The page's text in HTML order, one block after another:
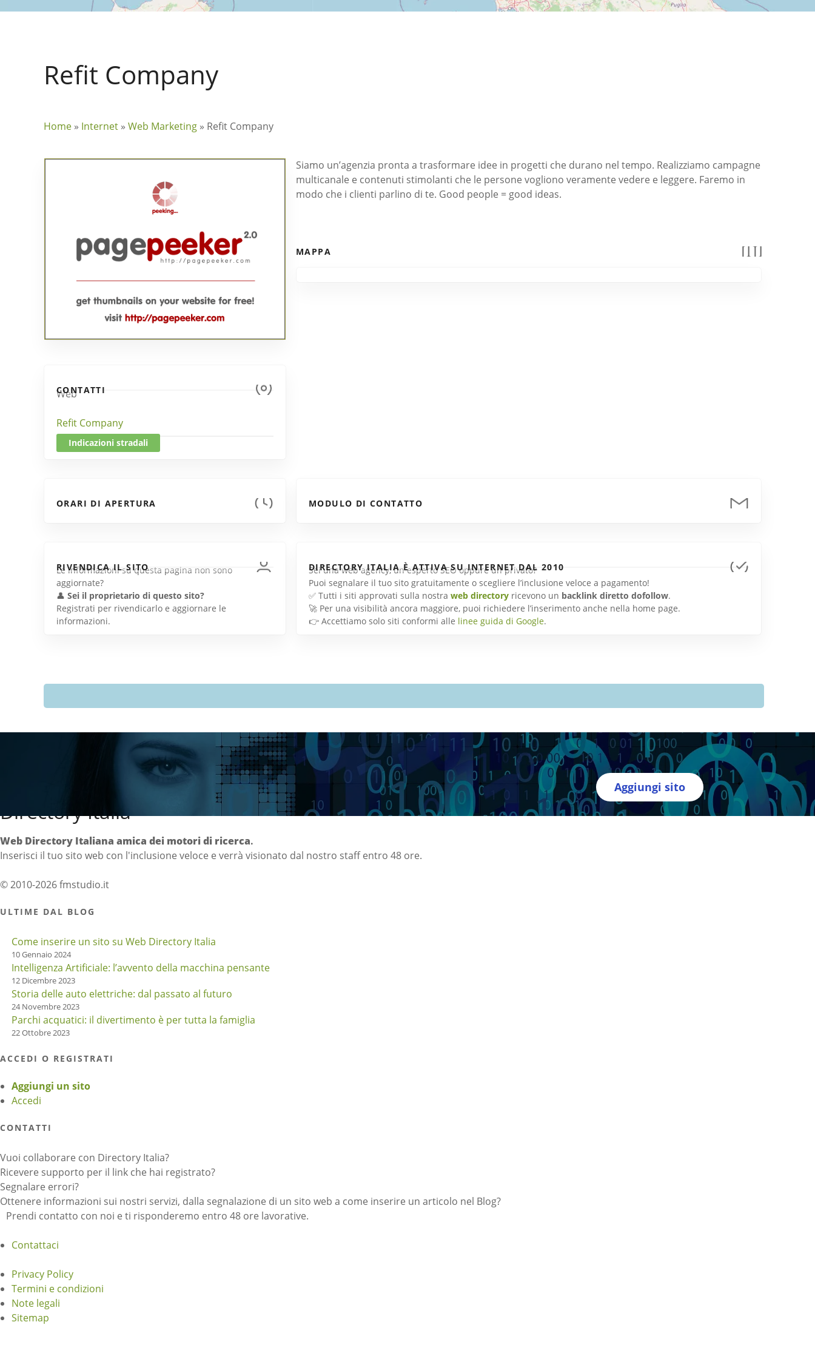
Refit Company
Home » Internet » Web Marketing » Refit Company
CONTATTI
Web
Refit Company
Indicazioni stradali
Siamo un’agenzia pronta a trasformare idee in progetti che durano nel tempo. Realizziamo campagne
multicanale e contenuti stimolanti che le persone vogliono veramente vedere e leggere. Faremo in
modo che i clienti parlino di te. Good people = good ideas.
MAPPA
ORARI DI APERTURA MODULO DI CONTATTO
RIVENDICA IL SITO
Le informazioni su questa pagina non sono
aggiornate?
👤 Sei il proprietario di questo sito?
Registrati per rivendicarlo e aggiornare le
informazioni.
DIRECTORY ITALIA È ATTIVA SU INTERNET DAL 2010
Sei una web agency, un esperto SEO oppure un privato?
Puoi segnalare il tuo sito gratuitamente o scegliere l’inclusione veloce a pagamento!
✅ Tutti i siti approvati sulla nostra web directoryricevono un backlink diretto dofollow.
🚀 Per una visibilità ancora maggiore, puoi richiedere l’inserimento anche nella home page.
👉 Accettiamo solo siti conformi alle linee guida di Google.
Aggiungi sito
Directory Italia
Web Directory Italiana amica dei motori di ricerca.
Inserisci il tuo sito web con l'inclusione veloce e verrà visionato dal nostro staff entro 48 ore.
© 2010-2026 fmstudio.it
ULTIME DAL BLOG
Come inserire un sito su Web Directory Italia
10 Gennaio 2024
Intelligenza Artificiale: l’avvento della macchina pensante
12 Dicembre 2023
Storia delle auto elettriche: dal passato al futuro
24 Novembre 2023
Parchi acquatici: il divertimento è per tutta la famiglia
22 Ottobre 2023
ACCEDI O REGISTRATI
Aggiungi un sito
Accedi
CONTATTI
Vuoi collaborare con Directory Italia?
Ricevere supporto per il link che hai registrato?
Segnalare errori?
Ottenere informazioni sui nostri servizi, dalla segnalazione di un sito web a come inserire un articolo nel Blog?
Prendi contatto con noi e ti risponderemo entro 48 ore lavorative.
Contattaci
Privacy Policy
Termini e condizioni
Note legali
Sitemap